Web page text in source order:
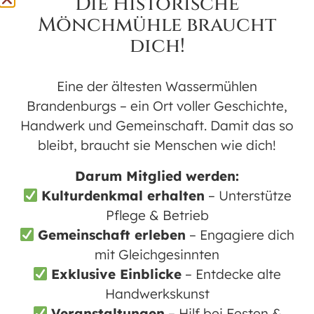
Kunst
NEUE KUNSTAUSSTELLUNG IN
DER MÖNCHMÜHLE
Alte Technik und schöpferischer
Ausdruck verbinden sich erneut in
Mühlenbecks historischer Mönchmühle
zu einer Einheit mit ganz eigener
Wirkung. Vom 1. Mai bis 7. Juli 2024 sind
dort, immer sonntags von 14:00 bis
17:00 Uhr, Collagen, Gemälde, Grafik,
Objekte und Skulpturen
zu sehen. Es
stellen aus: Hella Horstmeier, Dieter
Mönchmühle braucht
dich!
Eine der ältesten Wassermühlen
Brandenburgs – ein Ort voller Geschichte,
Handwerk und Gemeinschaft. Damit das so
bleibt, braucht sie Menschen wie dich!
Darum Mitglied werden:
Kulturdenkmal erhalten – Unterstütze
Pflege & Betrieb
Gemeinschaft erleben – Engagiere dich
mit Gleichgesinnten
Exklusive Einblicke – Entdecke alte
Handwerkskunst